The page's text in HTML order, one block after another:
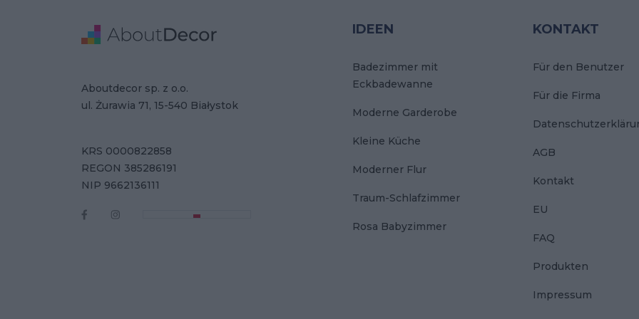
IDEEN
Badezimmer mit
Eckbadewanne
Moderne Garderobe
Kleine Küche
Moderner Flur
Traum-Schlafzimmer
Rosa Babyzimmer
KONTAKT
Für den Benutzer
Für die Firma
AGB
Kontakt
EU
FAQ
Produkten
Impressum
Adresse
Aboutdecor sp. z o.o.
ul. Żurawia 71, 15-540 Białystok
Firmendaten
KRS 0000822858
REGON 385286191
NIP 9662136111